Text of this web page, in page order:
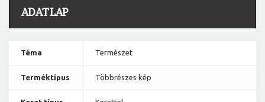
ADATLAP
Téma Természet
Terméktípus Többrészes kép